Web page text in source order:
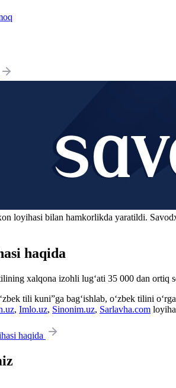
loyihasi bilan hamkorlikda yaratildi.
haqida
xalqona izohli lug‘ati 35 000 dan ortiq
tili kuni”ga bag‘ishlab, o‘zbek tilini
, Imlo.uz, Sinonim.uz, Sarlavha.com
haqida